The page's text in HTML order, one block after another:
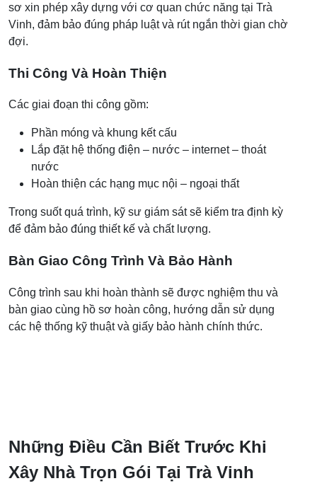
sơ xin phép xây dựng với cơ quan chức năng tại Trà
Vinh, đảm bảo đúng pháp luật và rút ngắn thời gian chờ
đợi.
Thi Công Và Hoàn Thiện
Các giai đoạn thi công gồm:
Phần móng và khung kết cấu
Lắp đặt hệ thống điện – nước – internet – thoát
nước
Hoàn thiện các hạng mục nội – ngoại thất
Trong suốt quá trình, kỹ sư giám sát sẽ kiểm tra định kỳ
để đảm bảo đúng thiết kế và chất lượng.
Bàn Giao Công Trình Và Bảo Hành
Công trình sau khi hoàn thành sẽ được nghiệm thu và
bàn giao cùng hồ sơ hoàn công, hướng dẫn sử dụng
các hệ thống kỹ thuật và giấy bảo hành chính thức.
Những Điều Cần Biết Trước Khi
Xây Nhà Trọn Gói Tại Trà Vinh